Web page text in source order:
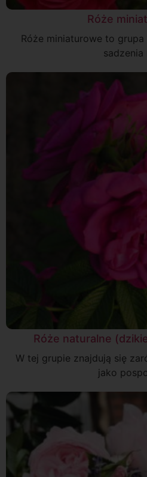
Róże
Róże miniaturowe to
sadzenia
Róże naturalne
W tej grupie znajdują się
jako